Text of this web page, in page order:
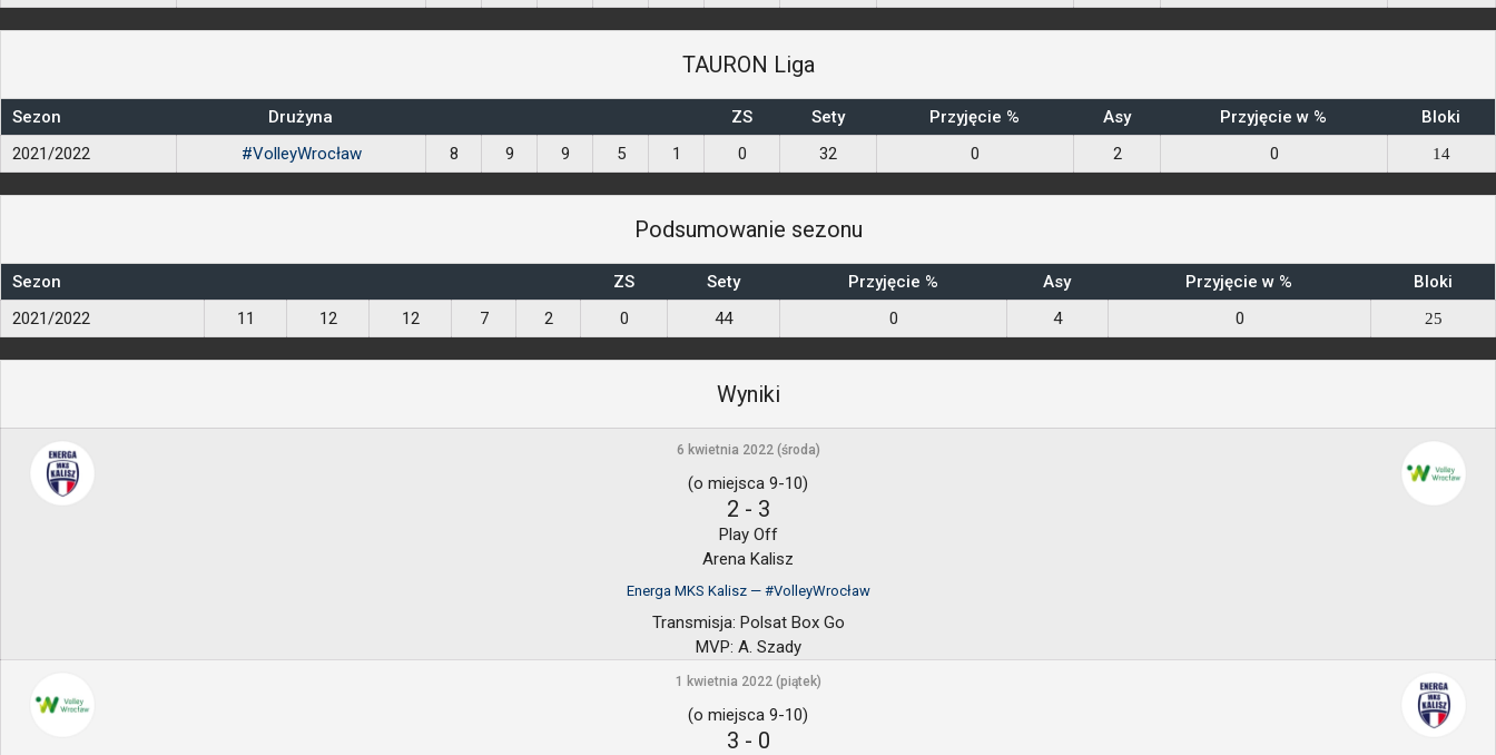
TAURON Liga
Sezon Drużyna ZS Sety Przyjęcie % Asy Przyjęcie w %
Bloki
2021/2022
#VolleyWrocław 8 9 9 5 1 0 32 0 2 0 14
Podsumowanie sezonu
Sezon ZS Sety Przyjęcie % Asy Przyjęcie w %
Bloki
2021/2022
11 12 12 7 2 0 44 0 4 0 25
Wyniki
6 kwietnia 2022 (środa)
(o miejsca 9-10)
2 - 3
Play Off
Arena Kalisz
Energa MKS Kalisz — #VolleyWrocław
Transmisja: Polsat Box Go
MVP: A. Szady
1 kwietnia 2022 (piątek)
(o miejsca 9-10)
3 - 0